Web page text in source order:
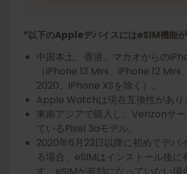
*以下のAppleデバイスにはeSIM機能が
中国本土、香港、マカオからの
（iPhone 13 Mini、iPhone 12 Mini
2020、iPhone XSを除く）。
Apple Watchは現在互換性があり
東南アジアで購入し、Verizonサ
ているPixel 3aモデル。
2020年6月23日以降に初めてデバ
る場合、eSIMはインストール後に